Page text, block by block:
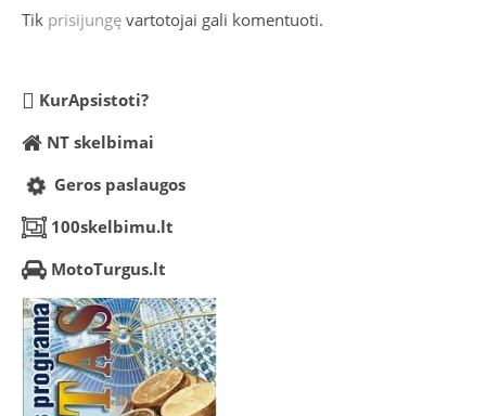
Tik prisijungę vartotojai gali komentuoti.
KurApsistoti?
NT skelbimai
Geros paslaugos
100skelbimu.lt
MotoTurgus.lt